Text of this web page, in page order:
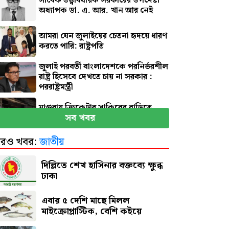
অধ্যাপক ডা. এ. আর. খান আর নেই
আমরা যেন জুলাইয়ের চেতনা হৃদয়ে ধারণ
করতে পারি: রাষ্ট্রপতি
জুলাই পরবর্তী বাংলাদেশকে পরনির্ভরশীল
রাষ্ট্র হিসেবে দেখতে চায় না সরকার :
পররাষ্ট্রমন্ত্রী
মাগুরায় ক্রিকেটার সাকিবের বাড়িতে
নতুন দায়িত্বে প্রতিমন্ত্রী ববি হাজ্জাজ
সব খবর
খবর:জাতীয়
দিল্লিতে শেখ হাসিনার বক্তব্যে ক্ষুব্ধ
ঢাকা
এবার ৫ দেশি মাছে মিলল
মাইক্রোপ্লাস্টিক, বেশি কইয়ে